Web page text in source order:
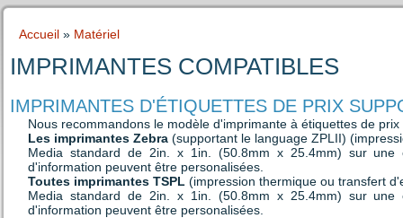
VOUS ÊTES ICI
Accueil» Matériel
IMPRIMANTES COMPATIBLES
IMPRIMANTES D'ÉTIQUETTES DE PRIX
Nous recommandons le modèle d'imprimante à étiquettes de prix
Les imprimantes Zebra (supportant le language ZPLII)
Media standard de 2in. x 1in. (50.8mm x 25.4mm) sur
d'information peuvent être personalisées.
Toutes imprimantes TSPL (impression thermique ou transfert
Media standard de 2in. x 1in. (50.8mm x 25.4mm) sur
d'information peuvent être personalisées.